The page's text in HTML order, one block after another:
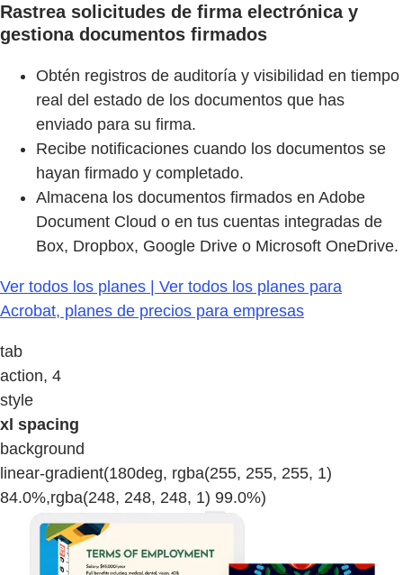
Rastrea solicitudes de firma electrónica y
gestiona documentos firmados
Obtén registros de auditoría y visibilidad en tiempo
real del estado de los documentos que has
enviado para su firma.
Recibe notificaciones cuando los documentos se
hayan firmado y completado.
Almacena los documentos firmados en Adobe
Document Cloud o en tus cuentas integradas de
Box, Dropbox, Google Drive o Microsoft OneDrive.
Ver todos los planes | Ver todos los planes para
Acrobat, planes de precios para empresas
tab
action, 4
style
xl spacing
background
linear-gradient(180deg, rgba(255, 255, 255, 1)
84.0%,rgba(248, 248, 248, 1) 99.0%)